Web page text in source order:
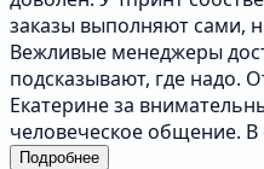
заказы выполняют сами,
Вежливые менеджеры
подсказывают, где надо.
Екатерине за
человеческое общение.
Подробнее